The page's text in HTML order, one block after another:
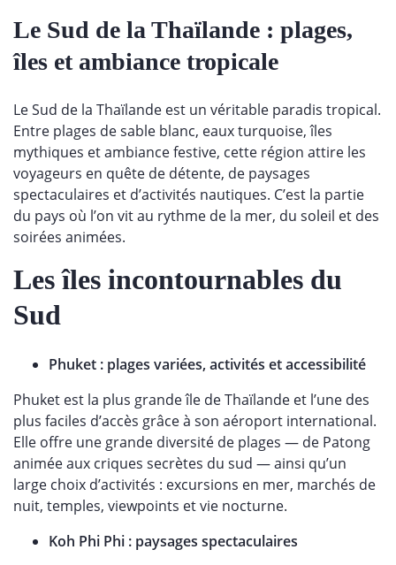
Le Sud de la Thaïlande : plages,
îles et ambiance tropicale
Le Sud de la Thaïlande est un véritable paradis tropical.
Entre plages de sable blanc, eaux turquoise, îles
mythiques et ambiance festive, cette région attire les
voyageurs en quête de détente, de paysages
spectaculaires et d’activités nautiques. C’est la partie
du pays où l’on vit au rythme de la mer, du soleil et des
soirées animées.
Les îles incontournables du
Sud
Phuket : plages variées, activités et accessibilité
Phuket est la plus grande île de Thaïlande et l’une des
plus faciles d’accès grâce à son aéroport international.
Elle offre une grande diversité de plages — de Patong
animée aux criques secrètes du sud — ainsi qu’un
large choix d’activités : excursions en mer, marchés de
nuit, temples, viewpoints et vie nocturne.
Koh Phi Phi : paysages spectaculaires